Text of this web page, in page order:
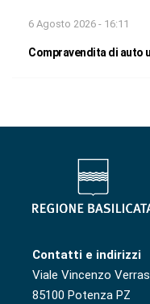
6 Agosto 2026 - 16:11
Compravendita di auto
Contatti e indirizzi
Viale Vincenzo
85100 Potenza PZ